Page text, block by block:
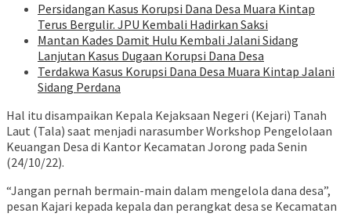
Persidangan Kasus Korupsi Dana Desa Muara Kintap
Terus Bergulir. JPU Kembali Hadirkan Saksi
Mantan Kades Damit Hulu Kembali Jalani Sidang
Lanjutan Kasus Dugaan Korupsi Dana Desa
Terdakwa Kasus Korupsi Dana Desa Muara Kintap Jalani
Sidang Perdana
Hal itu disampaikan Kepala Kejaksaan Negeri (Kejari) Tanah
Laut (Tala) saat menjadi narasumber Workshop Pengelolaan
Keuangan Desa di Kantor Kecamatan Jorong pada Senin
(24/10/22).
“Jangan pernah bermain-main dalam mengelola dana desa”,
pesan Kajari kepada kepala dan perangkat desa se Kecamatan